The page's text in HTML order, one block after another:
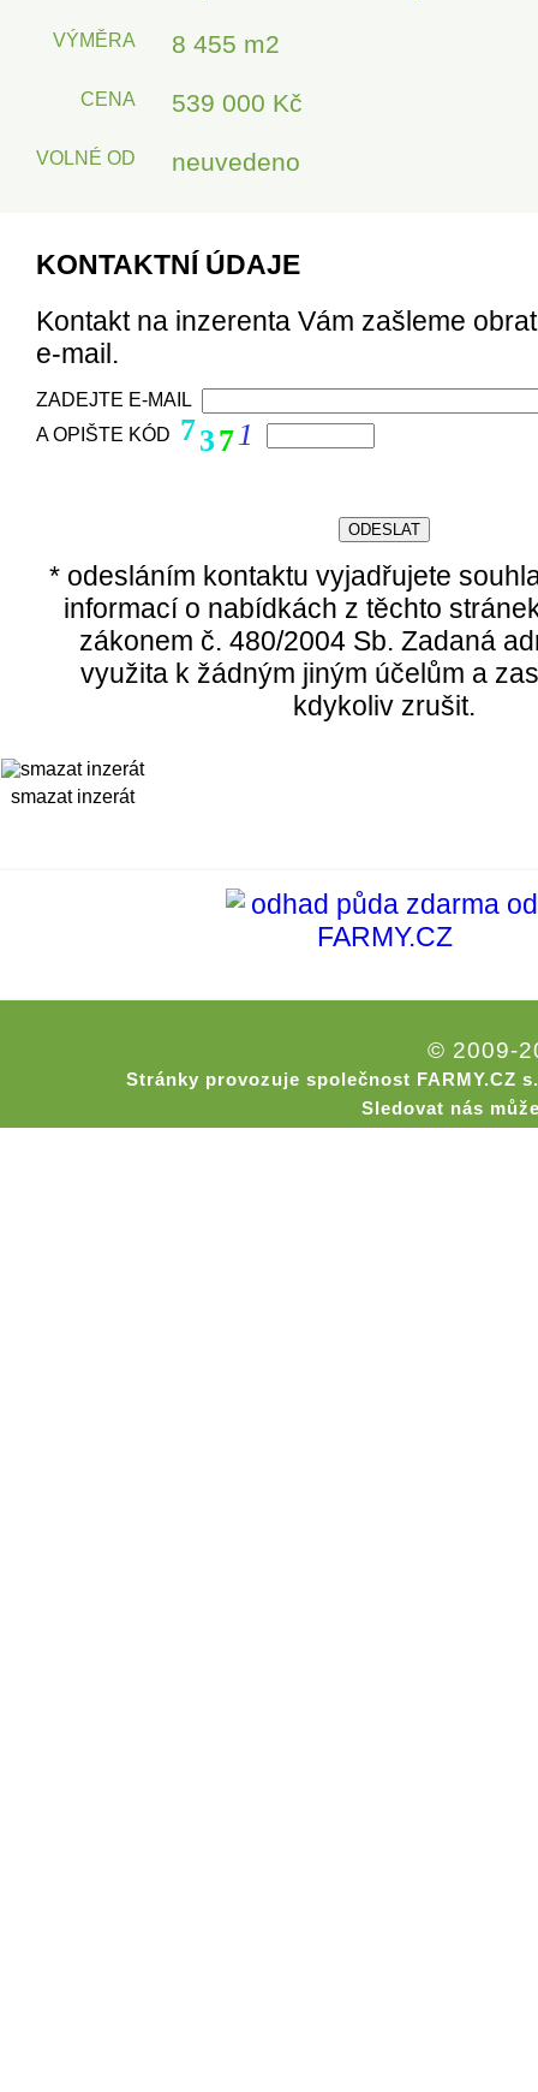
VÝMĚRA 8 455 m2
CENA 539 000 Kč
VOLNÉ OD neuvedeno
KONTAKTNÍ ÚDAJE
Kontakt na inzerenta Vám zašleme
e-mail.
ZADEJTE E-MAIL
A OPIŠTE KÓD 7371
* odesláním kontaktu vyjadřujete
informací o nabídkách z těchto
zákonem č. 480/2004 Sb. Zadaná
využita k žádným jiným účelům a
kdykoliv zrušit.
smazat inzerát
© 2009-
Stránky provozuje společnost FARMY.CZ
Sledovat nás